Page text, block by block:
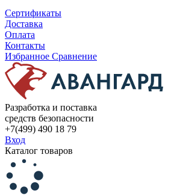
Сертификаты
Доставка
Оплата
Контакты
Избранное Сравнение
Разработка и поставка
средств безопасности
+7(499) 490 18 79
Вход
Каталог товаров